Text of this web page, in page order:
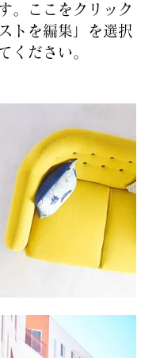
。ここをクリック
トを編集」を選択
ください。